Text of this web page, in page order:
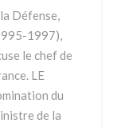
Défense,
1997),
le chef de
LE
du
de la